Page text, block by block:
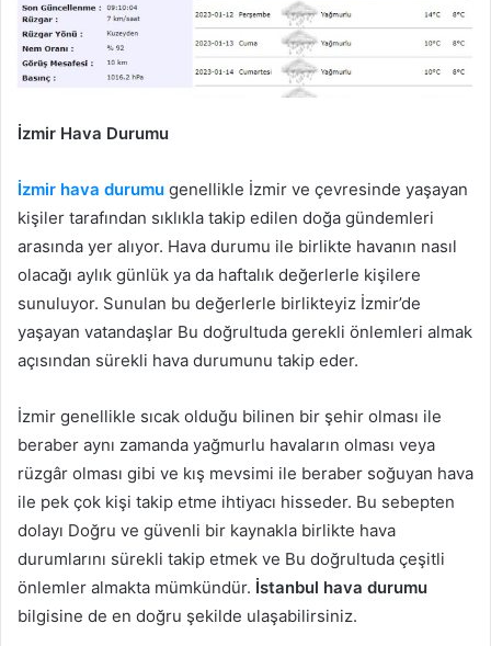
İzmir Hava Durumu
İzmir hava durumu genellikle İzmir ve çevresinde yaşayan
kişiler tarafından sıklıkla takip edilen doğa gündemleri
arasında yer alıyor. Hava durumu ile birlikte havanın nasıl
olacağı aylık günlük ya da haftalık değerlerle kişilere
sunuluyor. Sunulan bu değerlerle birlikteyiz İzmir’de
yaşayan vatandaşlar Bu doğrultuda gerekli önlemleri almak
açısından sürekli hava durumunu takip eder.
İzmir genellikle sıcak olduğu bilinen bir şehir olması ile
beraber aynı zamanda yağmurlu havaların olması veya
rüzgâr olması gibi ve kış mevsimi ile beraber soğuyan hava
ile pek çok kişi takip etme ihtiyacı hisseder. Bu sebepten
dolayı Doğru ve güvenli bir kaynakla birlikte hava
durumlarını sürekli takip etmek ve Bu doğrultuda çeşitli
önlemler almakta mümkündür. İstanbul hava durumu
bilgisine de en doğru şekilde ulaşabilirsiniz.